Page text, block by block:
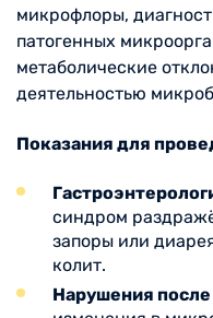
микрофлоры,
патогенных
метаболические
деятельностью
Показания для
синдром
запоры или
колит.
Нарушения